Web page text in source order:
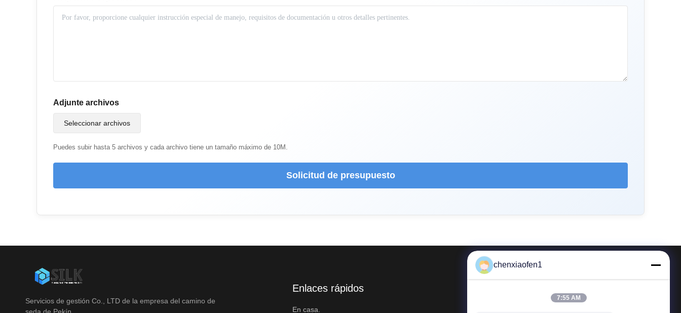
Adjunte archivos
Seleccionar archivos
Puedes subir hasta 5 archivos y cada archivo tiene un tamaño máximo de 10M.
Solicitud de presupuesto
Servicios de gestión Co., LTD de la empresa del camino de
seda de Pekín
Enlaces rápidos
En casa.
chenxiaofen1
7:55 AM